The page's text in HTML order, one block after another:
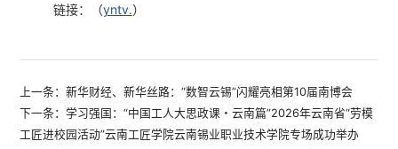
链接：（yntv.）
上一条：新华财经、新华丝路：“数智云锡”闪耀亮相第10届南博会
下一条：学习强国：“中国工人大思政课・云南篇”2026年云南省“劳模
工匠进校园活动”云南工匠学院云南锡业职业技术学院专场成功举办